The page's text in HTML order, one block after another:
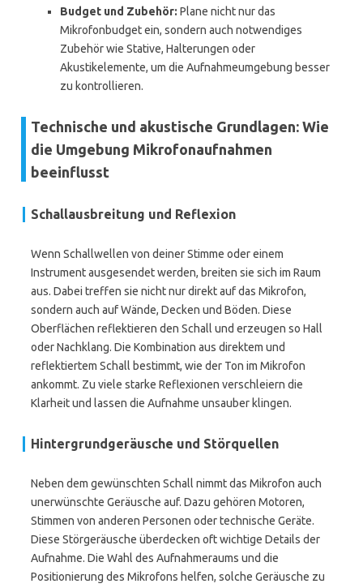
Budget und Zubehör: Plane nicht nur das
Mikrofonbudget ein, sondern auch notwendiges
Zubehör wie Stative, Halterungen oder
Akustikelemente, um die Aufnahmeumgebung besser
zu kontrollieren.
Technische und akustische Grundlagen: Wie
die Umgebung Mikrofonaufnahmen
beeinflusst
Schallausbreitung und Reflexion
Wenn Schallwellen von deiner Stimme oder einem
Instrument ausgesendet werden, breiten sie sich im Raum
aus. Dabei treffen sie nicht nur direkt auf das Mikrofon,
sondern auch auf Wände, Decken und Böden. Diese
Oberflächen reflektieren den Schall und erzeugen so Hall
oder Nachklang. Die Kombination aus direktem und
reflektiertem Schall bestimmt, wie der Ton im Mikrofon
ankommt. Zu viele starke Reflexionen verschleiern die
Klarheit und lassen die Aufnahme unsauber klingen.
Hintergrundgeräusche und Störquellen
Neben dem gewünschten Schall nimmt das Mikrofon auch
unerwünschte Geräusche auf. Dazu gehören Motoren,
Stimmen von anderen Personen oder technische Geräte.
Diese Störgeräusche überdecken oft wichtige Details der
Aufnahme. Die Wahl des Aufnahmeraums und die
Positionierung des Mikrofons helfen, solche Geräusche zu